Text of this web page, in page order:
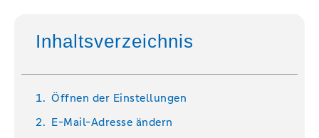
Inhaltsverzeichnis
Öffnen der Einstellungen
E-Mail-Adresse ändern